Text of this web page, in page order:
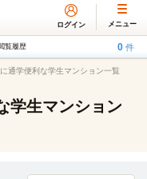
ログイン メニュー
覧履歴 0 件
通学便利な学生マンション一覧
学生マンション